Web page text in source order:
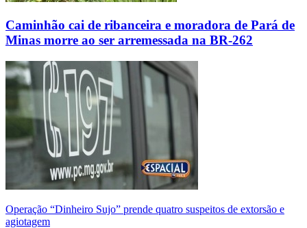
Caminhão cai de ribanceira e moradora de Pará de
Minas morre ao ser arremessada na BR-262
Operação “Dinheiro Sujo” prende quatro suspeitos de extorsão e
agiotagem